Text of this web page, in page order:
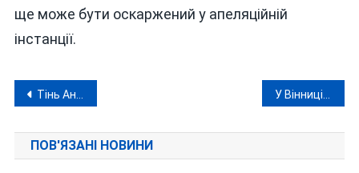
ще може бути оскаржений у апеляційній
інстанції.
Навігація
записів
Тінь Андрія Єрмака над Вінницею і до чого тут екснардеп Сергій Кудлаєнко
ПОВ'ЯЗАНІ НОВИНИ